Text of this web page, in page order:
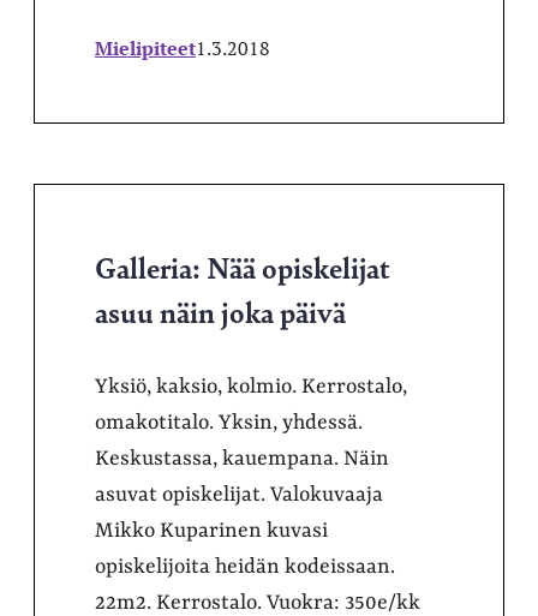
Mielipiteet1.3.2018
Galleria: Nää opiskelijat
asuu näin joka päivä
Yksiö, kaksio, kolmio. Kerrostalo,
omakotitalo. Yksin, yhdessä.
Keskustassa, kauempana. Näin
asuvat opiskelijat. Valokuvaaja
Mikko Kuparinen kuvasi
opiskelijoita heidän kodeissaan.
22m2. Kerrostalo. Vuokra: 350e/kk